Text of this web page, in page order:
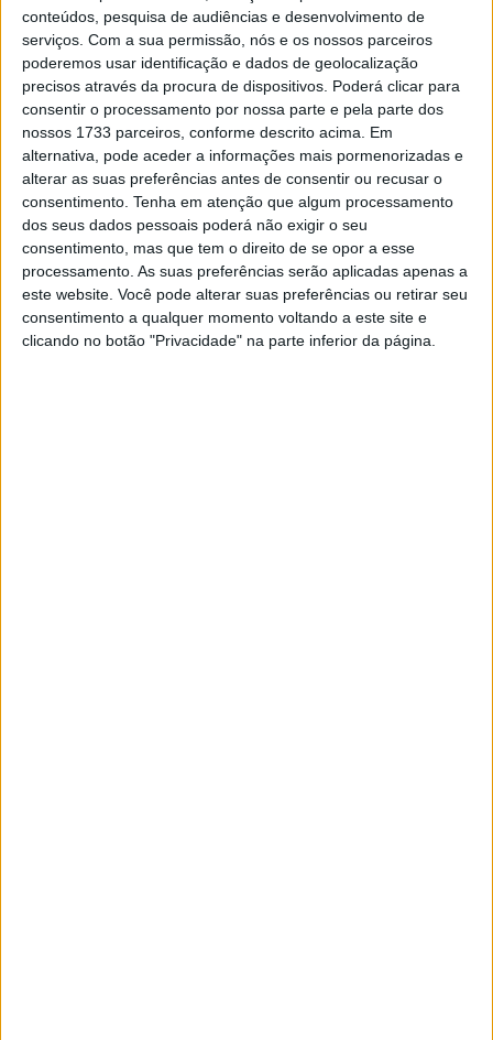
conteúdos, pesquisa de audiências e desenvolvimento de
serviços. Com a sua permissão, nós e os nossos parceiros
poderemos usar identificação e dados de geolocalização
precisos através da procura de dispositivos. Poderá clicar para
consentir o processamento por nossa parte e pela parte dos
nossos 1733 parceiros, conforme descrito acima. Em
alternativa, pode aceder a informações mais pormenorizadas e
alterar as suas preferências antes de consentir ou recusar o
consentimento. Tenha em atenção que algum processamento
dos seus dados pessoais poderá não exigir o seu
consentimento, mas que tem o direito de se opor a esse
processamento. As suas preferências serão aplicadas apenas a
este website. Você pode alterar suas preferências ou retirar seu
consentimento a qualquer momento voltando a este site e
clicando no botão "Privacidade" na parte inferior da página.
alinhar para a corrida do dia seguinte.
Já no GP de França, o caldo entornou com Van Horebeek
e Valentin Guillod, os dois pilotos Yamaha, apesar de
Guillod estar na equipa satélite da marca japonesa.
Contudo Romain Febvre já veio explicar a sua visão para
estes acontecimentos mais quentes, nomeadamente
entre os seus companheiros de equipa.
“O que aconteceu com Van Horebeek na corrida é que
ele quer ser o número um na equipa e desde o ano
passado que esse é o meu lugar. Penso que se trata de
uma frustração mas a Yamaha tomou uma boa decisão